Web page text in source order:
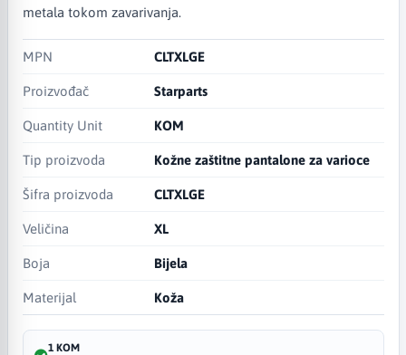
metala tokom zavarivanja.
MPN CLTXLGE
Proizvođač Starparts
Quantity Unit KOM
Tip proizvoda Kožne zaštitne pantalone za varioce
Šifra proizvoda CLTXLGE
Veličina XL
Boja Bijela
Materijal Koža
1 KOM